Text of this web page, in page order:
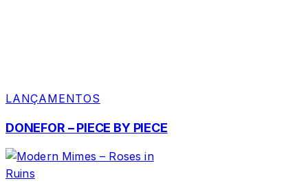
LANÇAMENTOS
DONEFOR – PIECE BY PIECE